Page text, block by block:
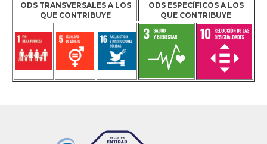
ODS TRANSVERSALES A LOS
QUE CONTRIBUYE
ODS ESPECÍFICOS A LOS
QUE CONTRIBUYE